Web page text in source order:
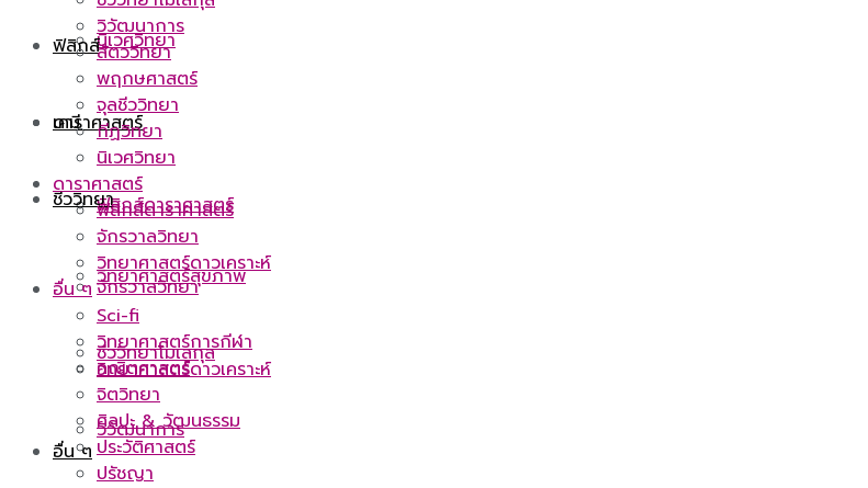
นิเวศวิทยา
ดาราศาสตร์
ฟิสิกส์ดาราศาสตร์
จักรวาลวิทยา
วิทยาศาสตร์ดาวเคราะห์
อื่น ๆ
ฟิสิกส์
เคมี
ชีววิทยา
วิทยาศาสตร์สุขภาพ
ชีววิทยาโมเลกุล
วิวัฒนาการ
วิวัฒนาการ
สัตววิทยา
พฤกษศาสตร์
จุลชีววิทยา
กีฏวิทยา
นิเวศวิทยา
ดาราศาสตร์
ฟิสิกส์ดาราศาสตร์
จักรวาลวิทยา
วิทยาศาสตร์ดาวเคราะห์
อื่น ๆ
Sci-fi
วิทยาศาสตร์การกีฬา
คณิตศาสตร์
จิตวิทยา
ศิลปะ & วัฒนธรรม
ประวัติศาสตร์
ปรัชญา